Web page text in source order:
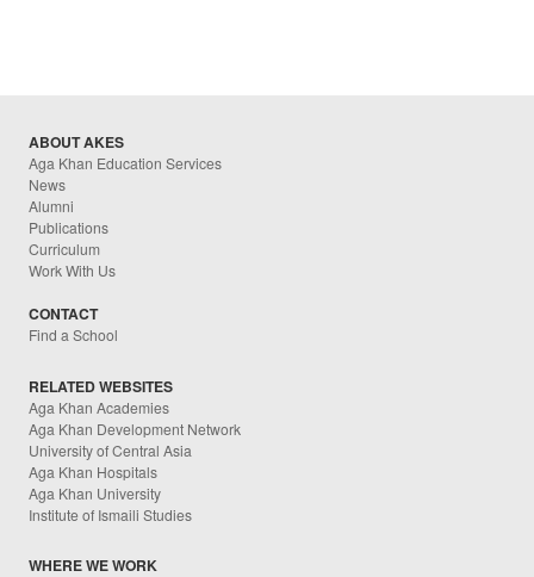
ABOUT AKES
Aga Khan Education Services
News
Alumni
Publications
Curriculum
Work With Us
CONTACT
Find a School
RELATED WEBSITES
Aga Khan Academies
Aga Khan Development Network
University of Central Asia
Aga Khan Hospitals
Aga Khan University
Institute of Ismaili Studies
WHERE WE WORK